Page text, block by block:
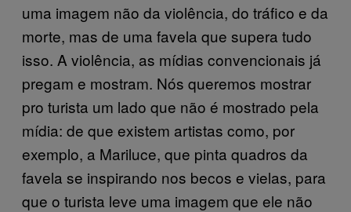
uma imagem não da violência, do tráfico e da
morte, mas de uma favela que supera tudo
isso. A violência, as mídias convencionais já
pregam e mostram. Nós queremos mostrar
pro turista um lado que não é mostrado pela
mídia: de que existem artistas como, por
exemplo, a Mariluce, que pinta quadros da
favela se inspirando nos becos e vielas, para
que o turista leve uma imagem que ele não